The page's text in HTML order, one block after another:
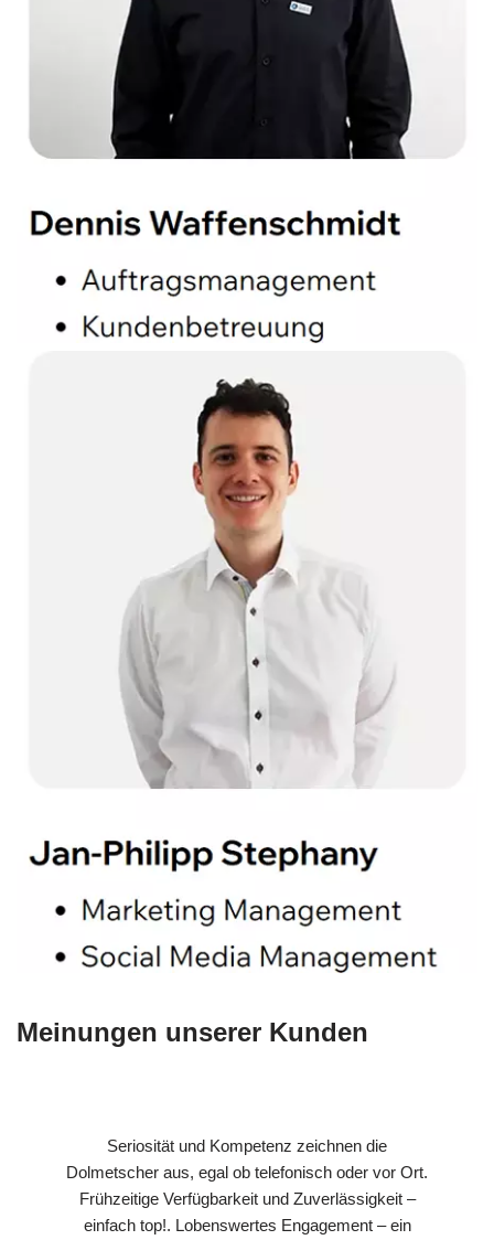
Meinungen unserer Kunden
Seriosität und Kompetenz zeichnen die
Dolmetscher aus, egal ob telefonisch oder vor Ort.
Frühzeitige Verfügbarkeit und Zuverlässigkeit –
einfach top!. Lobenswertes Engagement – ein